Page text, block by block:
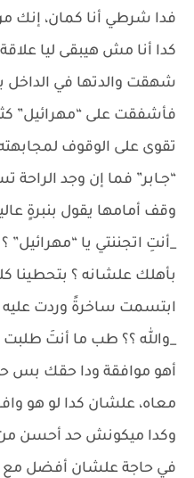
فدا شرطي أنا كمان، إنك
كدا أنا مش هيبقى ليا
شهقت والدتها في الداخل
فأشفقت على “مهرائيل”
تقوى على الوقوف لمجابهته
“جـابر” فما إن وجد
وقف أمامها يقول بنبرةٍ
_أنتِ اتجننتي يا
بأهلك علشانه ؟ بتحطينا
ابتسمت ساخرةً وردت
_والله ؟؟ طب ما أنتَ
أهو موافقة ودا حقك بس
معاه، علشان كدا لو هو
وكدا ميكونش حد أحسن
في حاجة علشان أفضل مع